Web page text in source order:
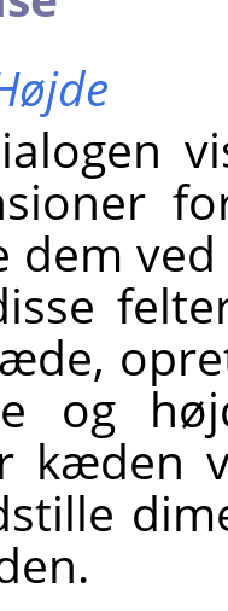
og
kæden